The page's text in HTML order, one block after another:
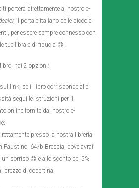
ti porterà direttamente al nostro e-
il portale italiano delle piccole
per essere sempre connesso con
tue libraie di fiducia 😉 .
hai 2 opzioni:
link, se il libro corrisponde alle
segui le istruzioni per il
online fornite dal nostro e-
presso la nostra libreria
Faustino, 64/b Brescia, dove avrai
un sorriso 😊 e allo sconto del 5%
prezzo di copertina.